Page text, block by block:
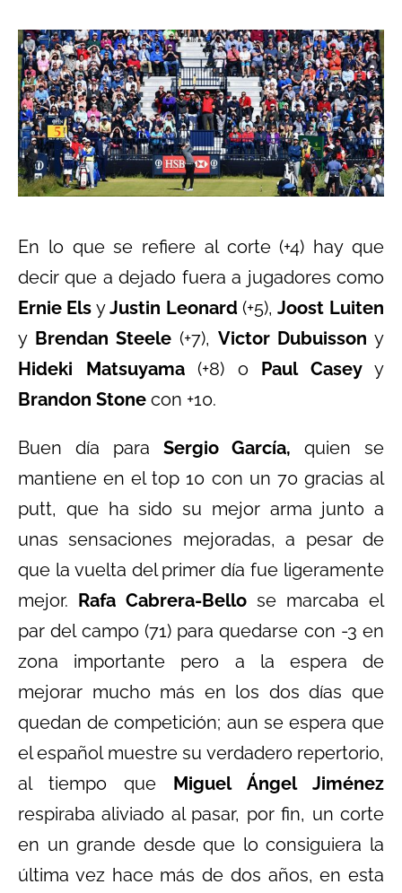
En lo que se refiere al corte (+4) hay que
decir que a dejado fuera a jugadores como
Ernie Els yJustin Leonard(+5),Joost Luiten
y Brendan Steele (+7), Victor Dubuisson y
Hideki Matsuyama(+8) o Paul Caseyy
Brandon Stone con +10.
Buen día para Sergio García, quien se
mantiene en el top 10 con un 70 gracias al
putt, que ha sido su mejor arma junto a
unas sensaciones mejoradas, a pesar de
que la vuelta del primer día fue ligeramente
mejor. Rafa Cabrera-Bello se marcaba el
par del campo (71) para quedarse con -3 en
zona importante pero a la espera de
mejorar mucho más en los dos días que
quedan de competición; aun se espera que
el español muestre su verdadero repertorio,
al tiempo que Miguel Ángel Jiménez
respiraba aliviado al pasar, por fin, un corte
en un grande desde que lo consiguiera la
última vez hace más de dos años, en esta